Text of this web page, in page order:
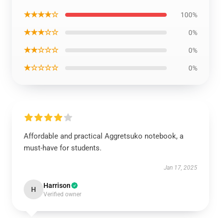
★★★★☆ 100%
★★★☆☆ 0%
★★☆☆☆ 0%
★☆☆☆☆ 0%
Affordable and practical Aggretsuko notebook, a
must-have for students.
Jan 17, 2025
H Harrison
Verified owner